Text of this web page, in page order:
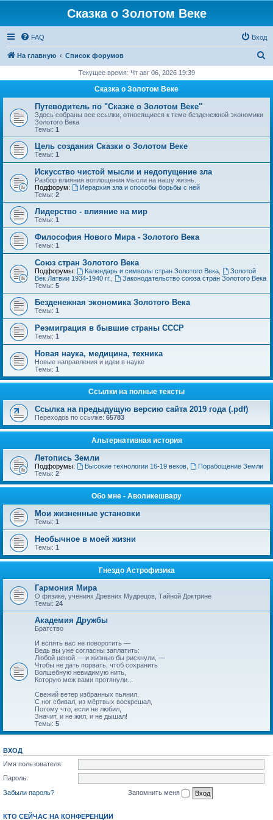
Сказка о Золотом Веке
FAQ Вход
На главную Список форумов
с
Текущее время: Чт авг 06, 2026 19:39
Сказка о Золотом Веке
Путеводитель по "Сказке о Золотом Веке"
Здесь собраны все ссылки, относящиеся к теме безденежной экономики
Золотого Века
Темы: 1
Цель создания Сказки о Золотом Веке
Темы: 1
Искусство чистой мысли и недопущение зла
Разбор влияния воплощения мысли на нашу жизнь.
Подфорум:
Иерархия зла и способы борьбы с ней
Темы: 2
Лидерство - влияние на мир
Темы: 1
Философия Нового Мира - Золотого Века
Темы: 1
Cоюз стран Золотого Века
Подфорумы: Календарь и символы стран Золотого Века,
Золотой
Век Латвии 1934-1940 гг.
Законодательство союза стран Золотого Века
Темы: 5
Безденежная экономика Золотого Века
Темы: 1
Реэмиграция в бывшие страны СССР
Темы: 1
Новая наука, медицина, техника
Новые направления и идеи в науке
Темы: 1
Ссылки на полные тексты
Ссылка на предыдущую версию сайта 2019 года (.pdf)
Переходов по ссылке: 65783
Альтернативная история
Летопись Земли
Подфорумы: Высокие технологии 16-19 веков,
Порабощение Земли
Темы: 2
Обо мне - Аволикешвару
Мои жизненные установки
Темы: 1
Необычное в моей жизни
Темы: 1
Гнездо Астрофизика
Гармония Мира
О физике, учениях Древних Мудрецов, Тайной Доктрине
Темы: 24
Академия Дружбы
Братство
И вспять вас не поворотить —
Ведь вы уже согласны заплатить:
Любой ценой — и жизнью бы рискнули, —
Чтобы не дать порвать, чтоб сохранить
Волшебную невидимую нить,
Которую меж вами протянули...
Свежий ветер избранных пьянил,
С ног сбивал, из мёртвых воскрешал,
Потому что, если не любил,
Значит, и не жил, и не дышал!
Темы: 5
ВХОД
Имя пользователя:
Пароль:
Забыли пароль?
Запомнить меня
КТО СЕЙЧАС НА КОНФЕРЕНЦИИ